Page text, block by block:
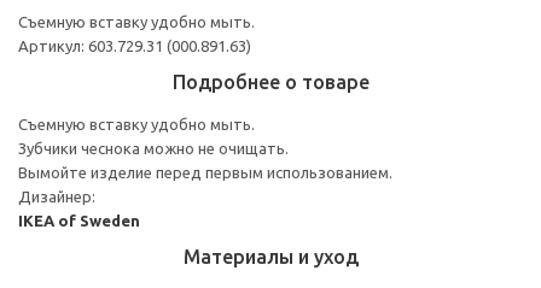
Съемную вставку удобно мыть.
Артикул: 603.729.31 (000.891.63)
Подробнее о товаре
Съемную вставку удобно мыть.
Зубчики чеснока можно не очищать.
Вымойте изделие перед первым использованием.
Дизайнер:
IKEA of Sweden
Материалы и уход